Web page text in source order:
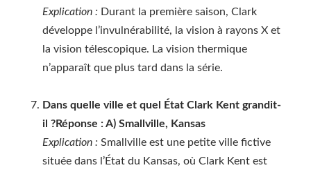
Explication : Durant la première saison, Clark
développe l’invulnérabilité, la vision à rayons X et
la vision télescopique. La vision thermique
n’apparaît que plus tard dans la série.
Dans quelle ville et quel État Clark Kent grandit-
il ?Réponse : A) Smallville, Kansas
Explication : Smallville est une petite ville fictive
située dans l’État du Kansas, où Clark Kent est